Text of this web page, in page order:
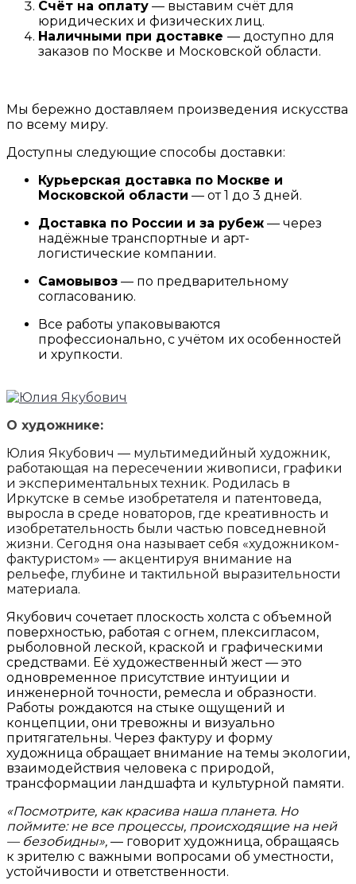
Счёт на оплату — выставим счёт для
юридических и физических лиц.
Наличными при доставке — доступно для
заказов по Москве и Московской области.
Мы бережно доставляем произведения искусства
по всему миру.
Доступны следующие способы доставки:
Курьерская доставка по Москве и
Московской области — от 1 до 3 дней.
Доставка по России и за рубеж — через
надёжные транспортные и арт-
логистические компании.
Самовывоз — по предварительному
согласованию.
Все работы упаковываются
профессионально, с учётом их особенностей
и хрупкости.
О художнике:
Юлия Якубович — мультимедийный художник,
работающая на пересечении живописи, графики
и экспериментальных техник. Родилась в
Иркутске в семье изобретателя и патентоведа,
выросла в среде новаторов, где креативность и
изобретательность были частью повседневной
жизни. Сегодня она называет себя «художником-
фактуристом» — акцентируя внимание на
рельефе, глубине и тактильной выразительности
материала.
Якубович сочетает плоскость холста с объемной
поверхностью, работая с огнем, плексигласом,
рыболовной леской, краской и графическими
средствами. Её художественный жест — это
одновременное присутствие интуиции и
инженерной точности, ремесла и образности.
Работы рождаются на стыке ощущений и
концепции, они тревожны и визуально
притягательны. Через фактуру и форму
художница обращает внимание на темы экологии,
взаимодействия человека с природой,
трансформации ландшафта и культурной памяти.
«Посмотрите, как красива наша планета. Но
поймите: не все процессы, происходящие на ней
— безобидны», — говорит художница, обращаясь
к зрителю с важными вопросами об уместности,
устойчивости и ответственности.